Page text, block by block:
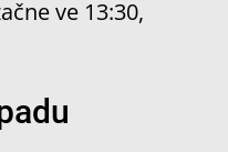
ve 13:30,